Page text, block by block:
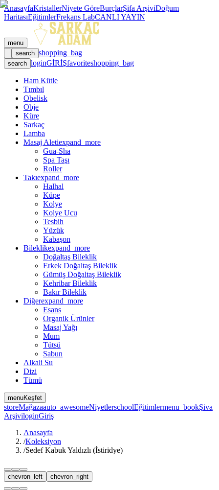
AnasayfaKristallerNiyete GöreBurçlarŞifa ArşiviDoğum
HaritasıEğitimlerFrekans LabCANLI YAYIN
menu
search shopping_bag
search loginGİRİŞfavoriteshopping_bag
Ham Kütle
Tımbıl
Obelisk
Obje
Küre
Sarkaç
Lamba
Masaj Aletiexpand_more
Gua-Sha
Spa Taşı
Roller
Takıexpand_more
Halhal
Küpe
Kolye
Kolye Ucu
Tesbih
Yüzük
Kabaşon
Bileklikexpand_more
Doğaltaş Bileklik
Erkek Doğaltaş Bileklik
Gümüş Doğaltaş Bileklik
Kehribar Bileklik
Bakır Bileklik
Diğerexpand_more
Esans
Organik Ürünler
Masaj Yağı
Mum
Tütsü
Sabun
Alkali Su
Dizi
Tümü
menuKeşfet
storeMağazaauto_awesomeNiyetlerschoolEğitimlermenu_bookŞiva
ArşiviloginGiriş
Anasayfa
/Koleksiyon
/Sedef Kabuk Yaldızlı (İstiridye)
chevron_left chevron_right